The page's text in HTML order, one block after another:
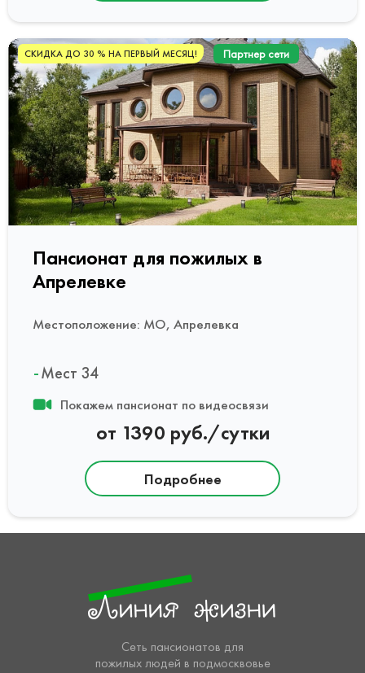
СКИДКА ДО 30 % НА ПЕРВЫЙ МЕСЯЦ! Партнер сети
Пансионат для пожилых в
Апрелевке
Местоположение: МО, Апрелевка
Мест 34
Покажем пансионат по видеосвязи
от 1390 руб./сутки
Подробнее
Сеть пансионатов для
пожилых людей в подмосквовье